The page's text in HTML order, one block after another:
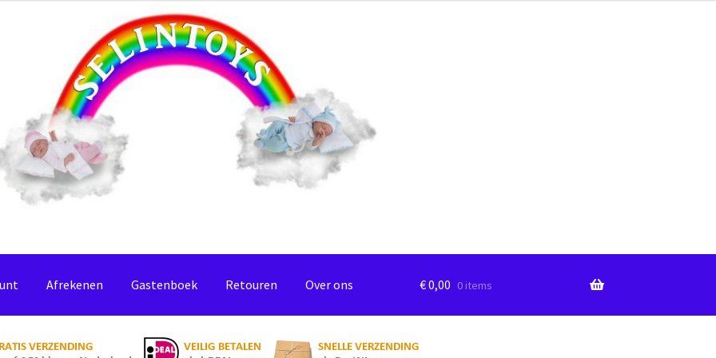
Afrekenen Gastenboek Retouren Over ons €0,00 0 items